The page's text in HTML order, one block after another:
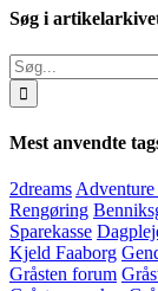
Søg i
Søg
efter:
Mest anvendte
2dreams
Rengøring
Sparekasse
Kjeld Faaborg
Gråsten forum